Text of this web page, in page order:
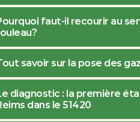
faut-il recourir au
savoir sur la pose des
diagnostic : la première
dans le 51420